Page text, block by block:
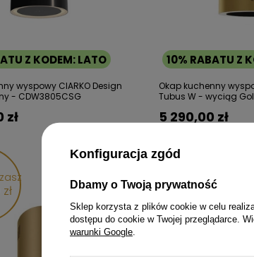
Z KODEM: LATO
wyspowy CIARKO Design
- CDW3805CSG
zł
10% RABATU Z
Okap kuchenny
Tubus W - wyciąg
5 290,00 zł
Konfiguracja zgód
Dbamy o Twoją prywatność
Sklep korzysta z plików cookie w celu
dostępu do cookie w Twojej przeglądarce.
warunki Google